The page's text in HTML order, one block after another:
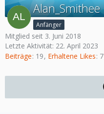
Alan_Smithee
Anfänger
Mitglied seit 3. Juni 2018
Letzte Aktivität: 22. April 2023
Beiträge 19 Erhaltene Likes 7